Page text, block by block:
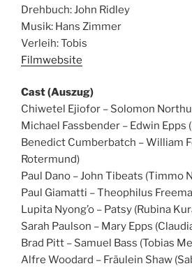
Drehbuch: John Ridley
Musik: Hans Zimmer
Verleih: Tobis
Filmwebsite
Cast (Auszug)
Chiwetel Ejiofor – Solomon
Michael Fassbender – Edwin Epps
Benedict Cumberbatch – William
Rotermund)
Paul Dano – John Tibeats (Timmo
Paul Giamatti – Theophilus
Lupita Nyong’o – Patsy (Rubina
Sarah Paulson – Mary Epps
Brad Pitt – Samuel Bass (Tobias
Alfre Woodard – Fräulein Shaw